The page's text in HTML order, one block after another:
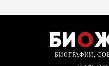
БИОГРАФИИ,